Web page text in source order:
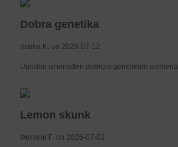
Dobra genetika
marko K. on 2026-07-12
Ugodno iznenađen dobrom genetikom sjemena
Lemon skunk
Фелипе Г. on 2026-07-02